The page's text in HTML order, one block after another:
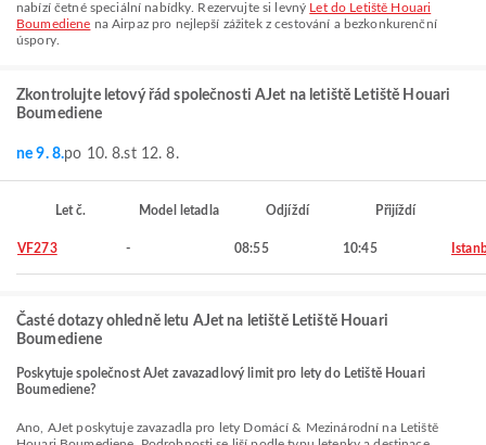
nabízí četné speciální nabídky. Rezervujte si levný Let do Letiště Houari
Boumediene na Airpaz pro nejlepší zážitek z cestování a bezkonkurenční
úspory.
Zkontrolujte letový řád společnosti AJet na letiště Letiště Houari
Boumediene
ne 9. 8.po 10. 8.st 12. 8.
Let č. Model letadla Odjíždí Přijíždí
VF273 - 08:55 10:45
Časté dotazy ohledně letu AJet na letiště Letiště Houari
Boumediene
Poskytuje společnost AJet zavazadlový limit pro lety do Letiště Houari
Boumediene?
Ano, AJet poskytuje zavazadla pro lety Domácí & Mezinárodní na Letiště